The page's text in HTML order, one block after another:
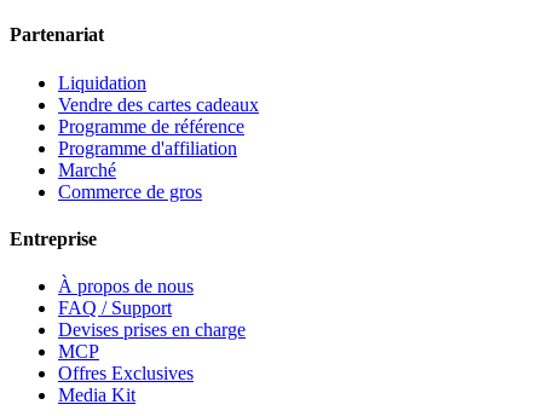
Partenariat
Liquidation
Vendre des cartes cadeaux
Programme de référence
Programme d'affiliation
Marché
Commerce de gros
Entreprise
À propos de nous
FAQ / Support
Devises prises en charge
MCP
Offres Exclusives
Media Kit